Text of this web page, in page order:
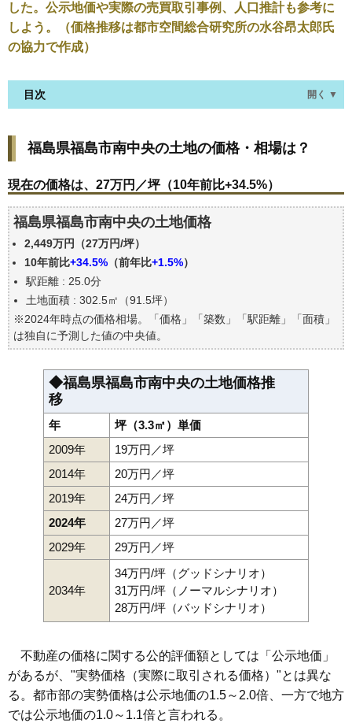
した。公示地価や実際の売買取引事例、人口推計も参考に
しよう。（価格推移は都市空間総合研究所の水谷昂太郎氏
の協力で作成）
目次 開く ▼
現在の価格は、27万円／坪（10年前比+34.5%）
価格を詳細に分析しよう
福島県福島市南中央の土地の過去の売買事例
公示地価はいくら
エリアの将来性を人口予想から検討しよう
自分の年収でいくらの不動産が買える？
福島県福島市南中央の土地の価格・相場は？
現在の価格は、27万円／坪（10年前比+34.5%）
福島県福島市南中央の土地価格
2,449万円（27万円/坪）
10年前比+34.5% （前年比+1.5%）
駅距離 : 25.0分
土地面積 : 302.5㎡（91.5坪）
※2024年時点の価格相場。「価格」「築数」「駅距離」「面積」
は独自に予測した値の中央値。
◆福島県福島市南中央の土地価格推
移
年
坪（3.3㎡）単価
2009年
19万円／坪
2014年
20万円／坪
2019年
24万円／坪
2024年
27万円／坪
2029年
29万円／坪
2034年
34万円/坪（グッドシナリオ）
31万円/坪（ノーマルシナリオ）
28万円/坪（バッドシナリオ）
不動産の価格に関する公的評価額としては「公示地価」
があるが、"実勢価格（実際に取引される価格）"とは異な
る。都市部の実勢価格は公示地価の1.5～2.0倍、一方で地方
では公示地価の1.0～1.1倍と言われる。